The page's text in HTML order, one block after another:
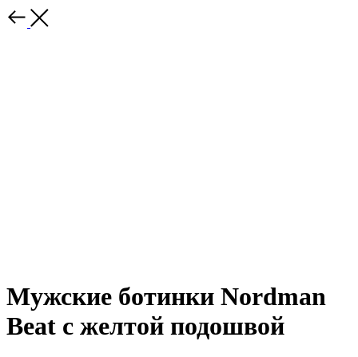
Мужские ботинки Nordman
Beat с желтой подошвой